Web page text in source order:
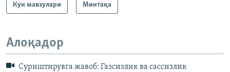
Кун мавзулари Минтақа
Алоқадор
Суриштирувга жавоб: Газсизлик ва сассизлик